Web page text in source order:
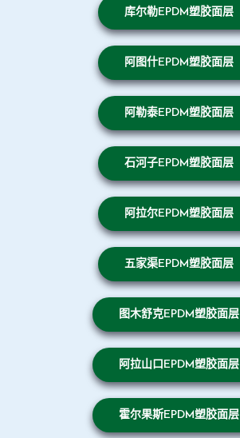
库尔勒EPDM塑胶面层
阿图什EPDM塑胶面层
阿勒泰EPDM塑胶面层
石河子EPDM塑胶面层
阿拉尔EPDM塑胶面层
五家渠EPDM塑胶面层
图木舒克EPDM塑胶面层
阿拉山口EPDM塑胶面层
霍尔果斯EPDM塑胶面层